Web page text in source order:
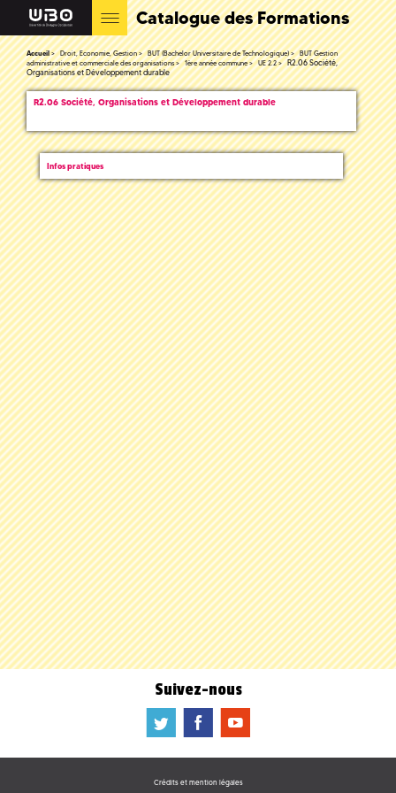
Catalogue des Formations
Accueil Droit, Economie, Gestion BUT (Bachelor Universitaire de Technologique)
BUT Gestion
administrative et commerciale des organisations
1ère année commune UE 2.2
R2.06 Société,
Organisations et Développement durable
R2.06 Société, Organisations et Développement durable
Infos pratiques
Suivez-nous
a b f
Crédits et mention légales